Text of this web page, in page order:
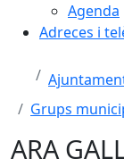
Agenda
Adreces i
Grups
ARA